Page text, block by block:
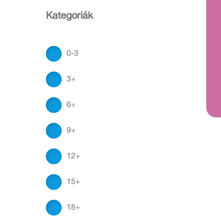
Kategóriák
0-3
3+
6+
9+
12+
15+
18+